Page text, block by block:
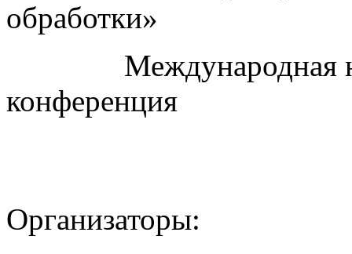
обработки»
Международная
конференция
Организаторы: